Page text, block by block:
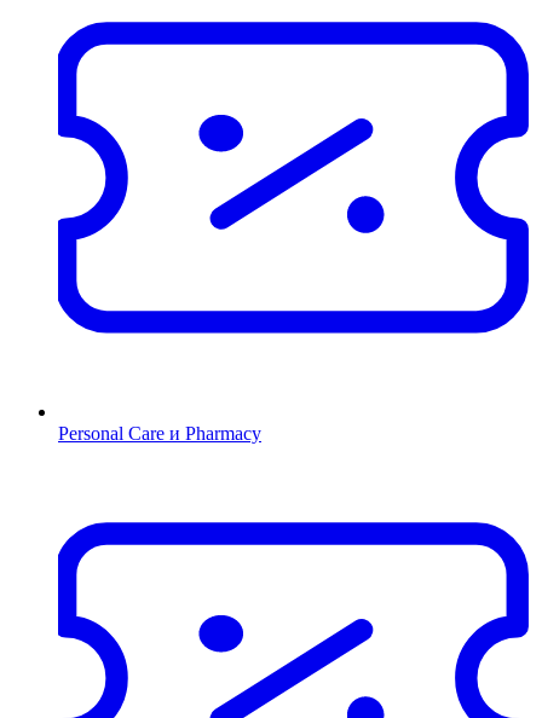
Personal Care и Pharmacy